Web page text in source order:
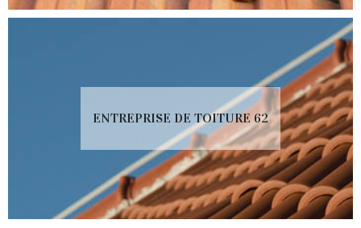
ENTREPRISE DE TOITURE 62